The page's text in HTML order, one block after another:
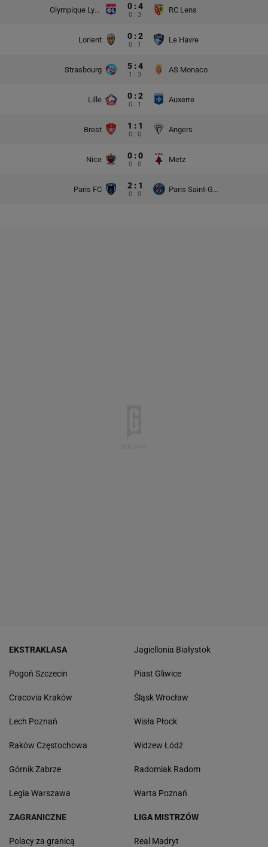
Olympique Lyon 0 : 4
0 : 3
RC Lens
Lorient 0 : 2
0 : 1
Le Havre
Strasbourg 5 : 4
1 : 3
AS Monaco
Lille 0 : 2
0 : 1
Auxerre
Brest 1 : 1
0 : 0
Angers
Nice 0 : 0
0 : 0
Metz
Paris FC 2 : 1
0 : 0
Paris Saint-Germain
EKSTRAKLASA
Pogoń Szczecin
Cracovia Kraków
Lech Poznań
Raków Częstochowa
Górnik Zabrze
Legia Warszawa
Jagiellonia Białystok
Piast Gliwice
Śląsk Wrocław
Wisła Płock
Widzew Łódź
Radomiak Radom
Warta Poznań
ZAGRANICZNE
Polacy za granicą
LIGA MISTRZÓW
Real Madryt